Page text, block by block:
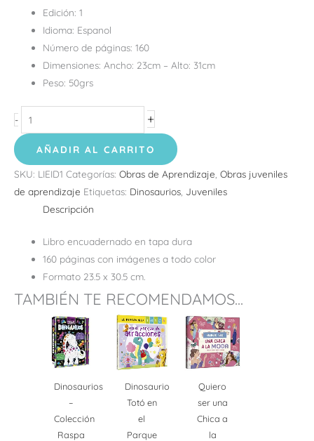
Edición:1
Idioma: Espanol
Número de páginas:160
Dimensiones: Ancho: 23cm – Alto: 31cm
Peso: 50grs
- +
AÑADIR AL CARRITO
SKU: LIEID1 Categorías: Obras de Aprendizaje Obras juveniles
de aprendizaje Etiquetas: Dinosaurios Juveniles
Descripción
Libro encuadernado en tapa dura
160 páginas con imágenes a todo color
Formato 23.5 x 30.5 cm.
TAMBIÉN TE RECOMENDAMOS...
Dinosaurios
–
Colección
Raspa
Dinosaurio
Totó en
el
Parque
Quiero
ser una
Chica a
la